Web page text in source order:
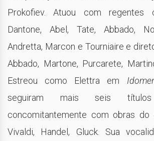
Prokofiev. Atuou com regentes
Dantone, Abel, Tate, Abbado,
Andretta, Marcon e Tourniaire e
Abbado, Martone, Purcarete,
Estreou como Elettra em
seguiram mais seis títulos
concomitantemente com obras do
Vivaldi, Handel, Gluck. Sua